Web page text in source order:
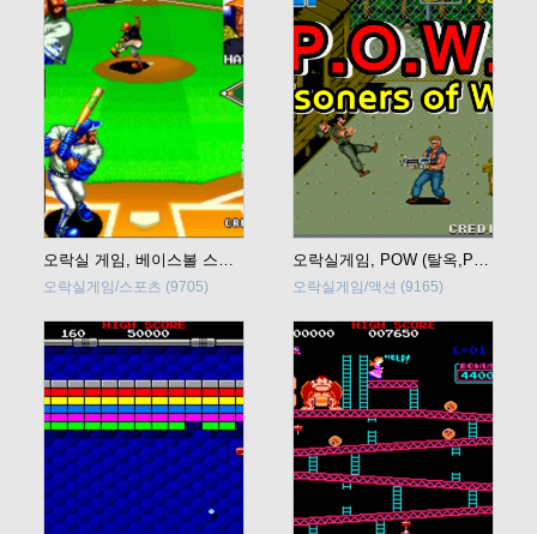
오락실게임/스포츠 (9705) 오락실게임/액션 (9165)